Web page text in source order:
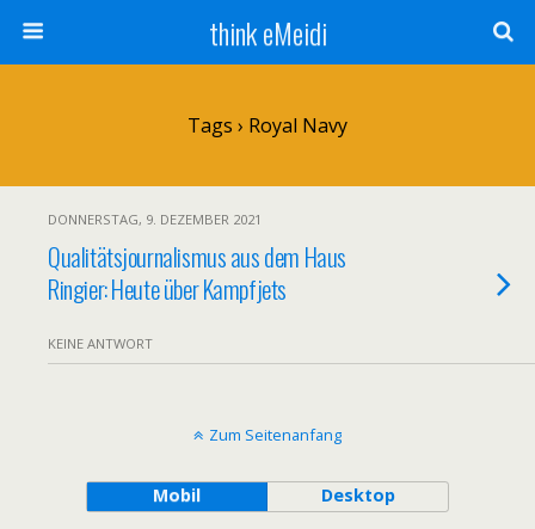
think eMeidi
Tags › Royal Navy
DONNERSTAG, 9. DEZEMBER 2021
Qualitätsjournalismus aus dem Haus
Ringier: Heute über Kampfjets
KEINE ANTWORT
Zum Seitenanfang
Mobil Desktop